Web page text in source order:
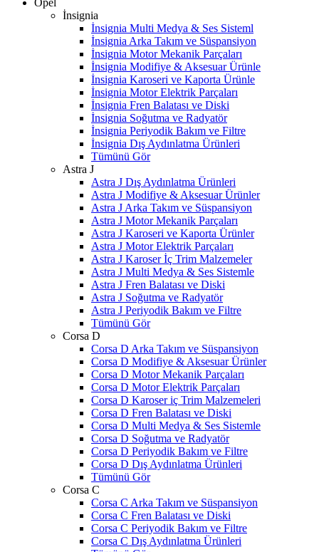
Opel
İnsignia
İnsignia Multi Medya & Ses Sisteml
İnsignia Arka Takım ve Süspansiyon
İnsignia Motor Mekanik Parçaları
İnsignia Modifiye & Aksesuar Ürünle
İnsignia Karoseri ve Kaporta Ürünle
İnsignia Motor Elektrik Parçaları
İnsignia Fren Balatası ve Diski
İnsignia Soğutma ve Radyatör
İnsignia Periyodik Bakım ve Filtre
İnsignia Dış Aydınlatma Ürünleri
Tümünü Gör
Astra J
Astra J Dış Aydınlatma Ürünleri
Astra J Modifiye & Aksesuar Ürünler
Astra J Arka Takım ve Süspansiyon
Astra J Motor Mekanik Parçaları
Astra J Karoseri ve Kaporta Ürünler
Astra J Motor Elektrik Parçaları
Astra J Karoser İç Trim Malzemeler
Astra J Multi Medya & Ses Sistemle
Astra J Fren Balatası ve Diski
Astra J Soğutma ve Radyatör
Astra J Periyodik Bakım ve Filtre
Tümünü Gör
Corsa D
Corsa D Arka Takım ve Süspansiyon
Corsa D Modifiye & Aksesuar Ürünler
Corsa D Motor Mekanik Parçaları
Corsa D Motor Elektrik Parçaları
Corsa D Karoser iç Trim Malzemeleri
Corsa D Fren Balatası ve Diski
Corsa D Multi Medya & Ses Sistemle
Corsa D Soğutma ve Radyatör
Corsa D Periyodik Bakım ve Filtre
Corsa D Dış Aydınlatma Ürünleri
Tümünü Gör
Corsa C
Corsa C Arka Takım ve Süspansiyon
Corsa C Fren Balatası ve Diski
Corsa C Periyodik Bakım ve Filtre
Corsa C Dış Aydınlatma Ürünleri